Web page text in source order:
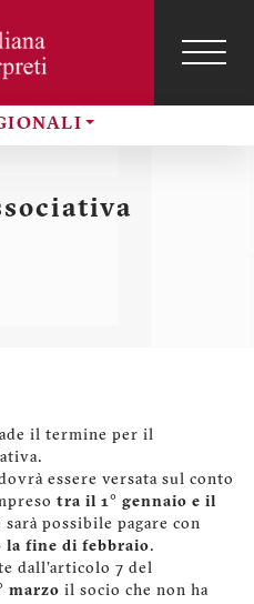
profilo
utente
il termine per il
essere versata sul conto
tra il 1° gennaio e il
sarà possibile pagare con
la fine di febbraio.
dall'articolo 7 del
marzo il socio che non ha